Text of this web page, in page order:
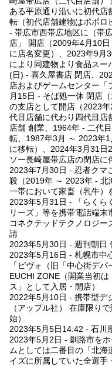
ある平原通り沿いに初代
転（初代店舗建物はポポロ
- 帯広市西帯広地区に（帯
店」 開店（2009年4月10
に店名変更）、2023年9月
により同建物より食品スー
(日) - 喜久屋書店 閉店、
店およびゲームセンター「
月15日 - そば処一休 閉店
の支店として開店（2023
代目店舗に代わり四代目
店舗 創業、1964年 - 二代
転、1987年3月 ～ 2023年1
に移転）、2024年3月31日
ソー長崎屋帯広店の閉店に
2023年7月30日 - 忍者クマ
殺（2019年 ～ 2023年 - 北
一帯において家畜（乳牛）
2023年5月31日 - 「らくら
リーズ」等を携帯電話端
コネクテッドテクノロジー
請
2023年5月30日 - 週刊朝日
2023年5月16日 - 札幌市中
「ピヴォ（旧「中心街デ
EUCHI ZONE（開業当初
ス」として入居・開店）
2022年5月10日 - 携帯型デ
（アップル社） 在庫限り
始）
2023年5月5日14:42 - 石川
2023年5月2日 - 釧路市を
ムとしては二番目の「北
イズに所属していた全選手